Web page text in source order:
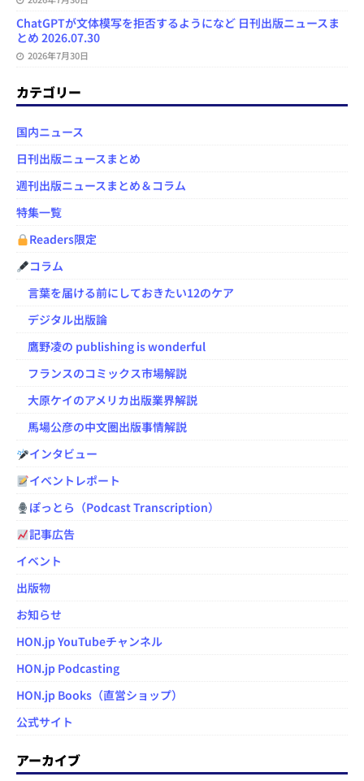
ChatGPTが文体模写を拒否するようになど 日刊出版ニュースま
とめ 2026.07.30
2026年7月30日
カテゴリー
国内ニュース
日刊出版ニュースまとめ
週刊出版ニュースまとめ＆コラム
特集一覧
Readers限定
コラム
言葉を届ける前にしておきたい12のケア
デジタル出版論
鷹野凌の publishing is wonderful
フランスのコミックス市場解説
大原ケイのアメリカ出版業界解説
馬場公彦の中文圏出版事情解説
インタビュー
イベントレポート
ぽっとら（Podcast Transcription）
記事広告
イベント
出版物
お知らせ
HON.jp YouTubeチャンネル
HON.jp Podcasting
HON.jp Books（直営ショップ）
公式サイト
アーカイブ